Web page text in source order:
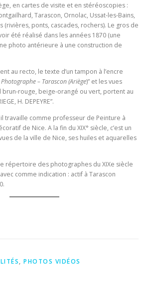
en cartes de visite et en stéréoscopies :
Tarascon, Ornolac, Ussat-les-Bains,
(rivières, ponts, cascades, rochers). Le gros de
été réalisé dans les années 1870 (une
photo antérieure à une construction de
au recto, le texte d’un tampon à l’encre
– Tarascon (Ariège)” et les vues
rouge, beige-orangé ou vert, portent au
H. DEPEYRE”.
travaille comme professeur de Peinture à
de Nice. A la fin du XIX° siècle, c’est un
de la ville de Nice, ses huiles et aquarelles
répertoire des photographes du XIXe siècle
comme indication : actif à Tarascon
, PHOTOS VIDÉOS